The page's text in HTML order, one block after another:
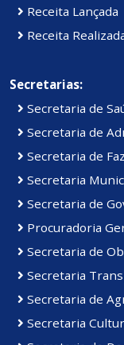
Receita Lançada
Receita
Secretarias:
Secretaria de
Secretaria de
Secretaria de
Secretaria
Secretaria de
Procuradoria
Secretaria de
Secretaria
Secretaria de
Secretaria